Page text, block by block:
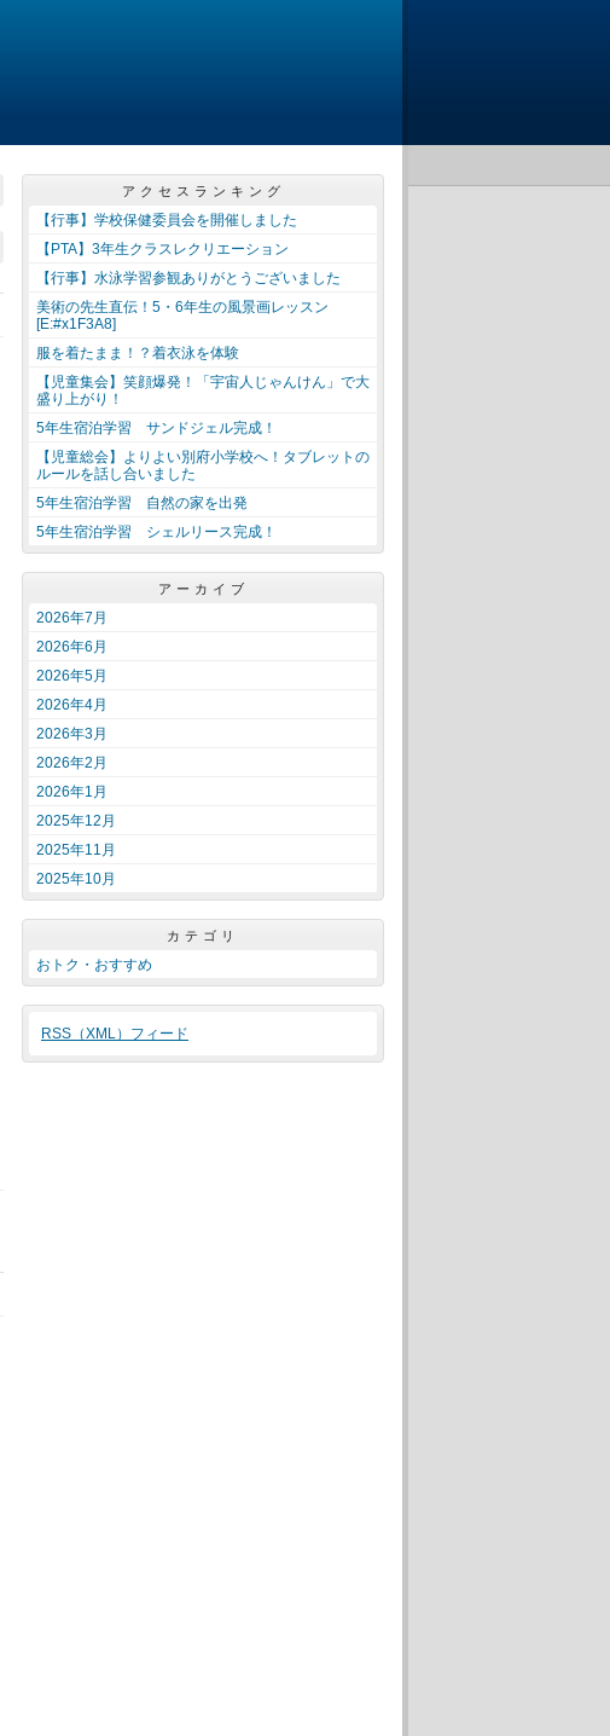
アクセスランキング
【行事】学校保健委員会を開催しました
【PTA】3年生クラスレクリエーション
【行事】水泳学習参観ありがとうございました
美術の先生直伝！5・6年生の風景画レッスン
[E:#x1F3A8]
服を着たまま！？着衣泳を体験
【児童集会】笑顔爆発！「宇宙人じゃんけん」で大
盛り上がり！
5年生宿泊学習 サンドジェル完成！
【児童総会】よりよい別府小学校へ！タブレットの
ルールを話し合いました
5年生宿泊学習 自然の家を出発
5年生宿泊学習 シェルリース完成！
アーカイブ
2026年7月
2026年6月
2026年5月
2026年4月
2026年3月
2026年2月
2026年1月
2025年12月
2025年11月
2025年10月
カテゴリ
おトク・おすすめ
RSS（XML）フィード